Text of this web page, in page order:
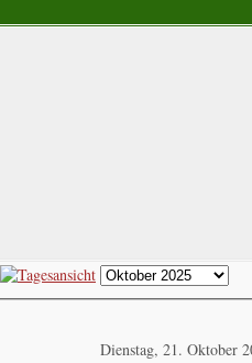
Dienstag, 21. Oktober